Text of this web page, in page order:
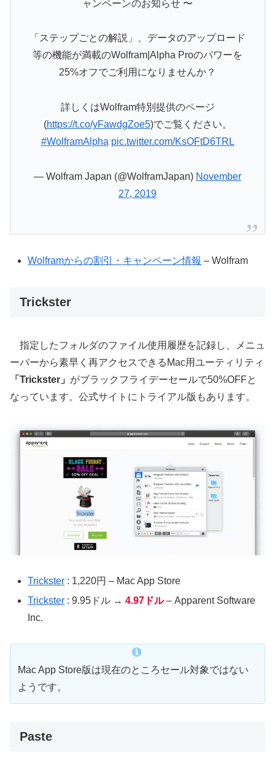
ャンペーンのお知らせ 〜
「ステップごとの解説」、データのアップロード
等の機能が満載のWolfram|Alpha Proのパワーを
25%オフでご利用になりませんか？
詳しくはWolfram特別提供のページ
(https://t.co/yFawdgZoe5)でご覧ください。
#WolframAlpha pic.twitter.com/KsOFtD6TRL
— Wolfram Japan (@WolframJapan) November
27, 2019
Wolframからの割引・キャンペーン情報 – Wolfram
Trickster
指定したフォルダのファイル使用履歴を記録し、メニュ
ーバーから素早く再アクセスできるMac用ユーティリティ
「Trickster」 がブラックフライデーセールで50%OFFと
なっています。公式サイトにトライアル版もあります。
Trickster : 1,220円 – Mac App Store
Trickster : 9.95ドル →4.97ドル– Apparent Software
Inc.
Mac App Store版は現在のところセール対象ではない
ようです。
Paste